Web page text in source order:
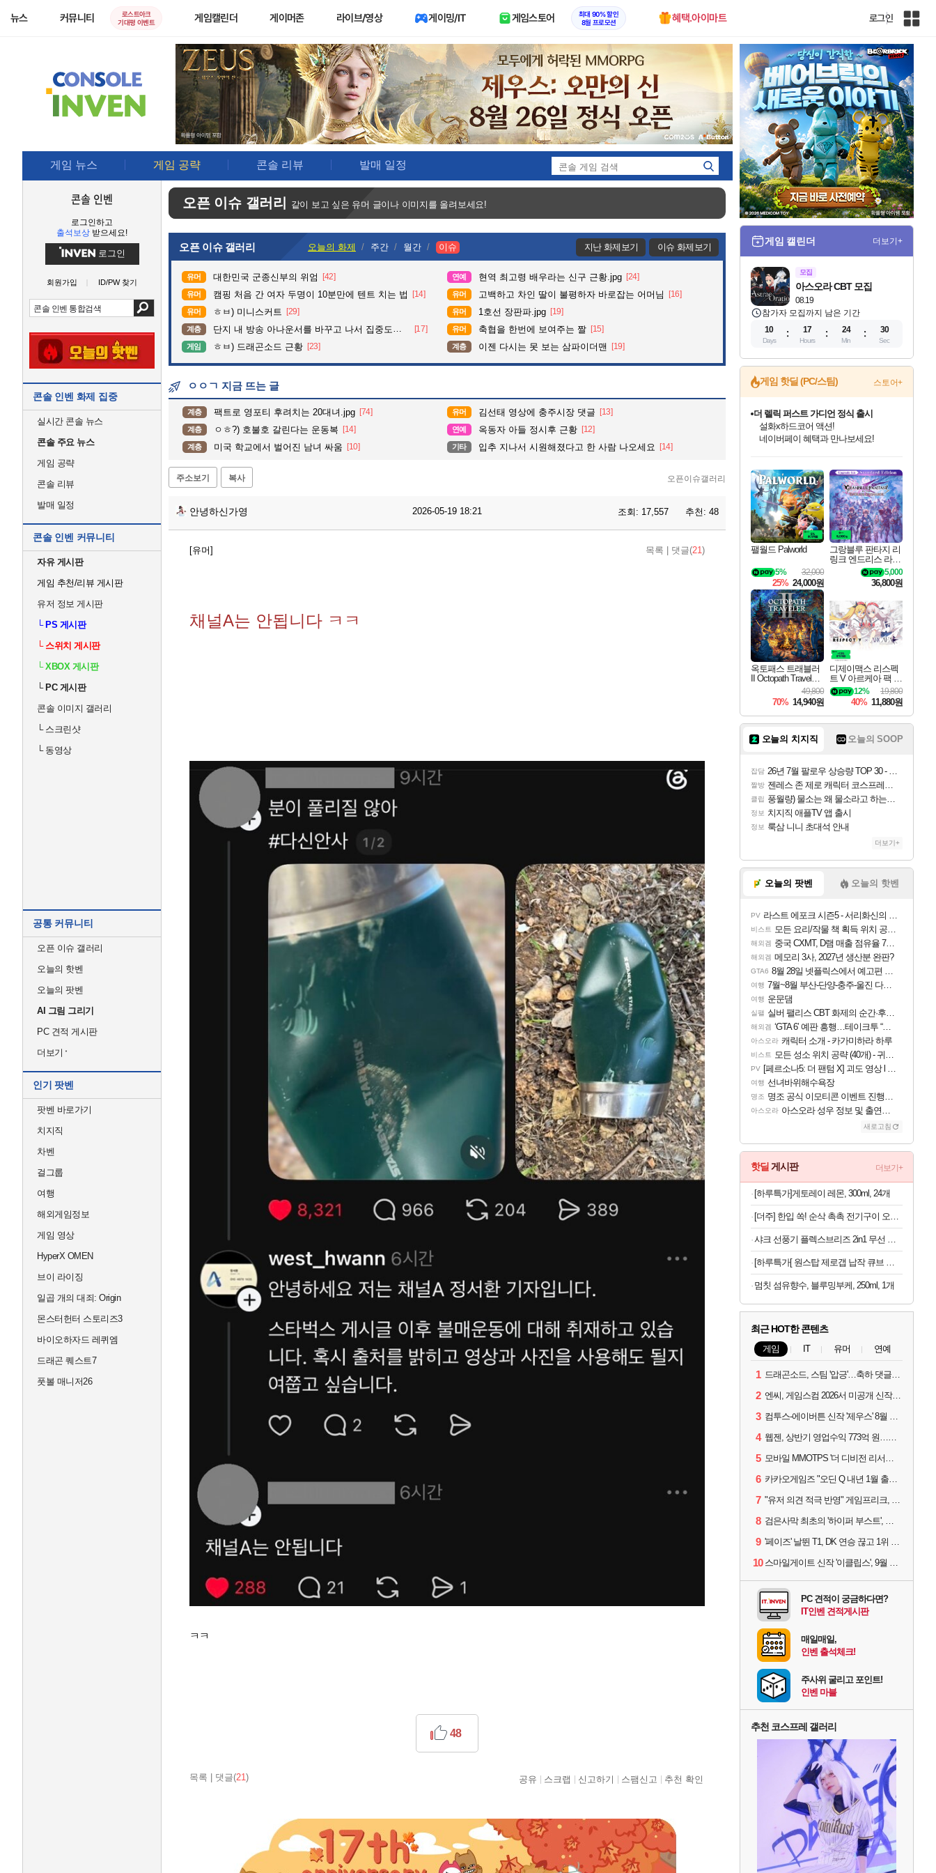
뉴스 커뮤니티
로스트아크
기대평 이벤트
게임캘린더 게이머존 라이브/영상 게이밍/IT 게임스토어
최대 90% 할인
8월 프로모션
혜택.아이마트 로그인
인
사
이
트
맵
게임 뉴스 게임 공략 콘솔 리뷰 발매 일정
콘솔 인벤
로그인하고
출석보상 받으세요!
로그인
회원가입 ID/PW 찾기
콘솔 인벤 화제 집중
실시간 콘솔 뉴스
콘솔 주요 뉴스
게임 공략
콘솔 리뷰
발매 일정
콘솔 인벤 커뮤니티
자유 게시판
게임 추천/리뷰 게시판
유저 정보 게시판
└PS 게시판
└스위치 게시판
└XBOX 게시판
└PC 게시판
콘솔 이미지 갤러리
└스크린샷
└동영상
공통 커뮤니티
오픈 이슈 갤러리
오늘의 핫벤
오늘의 팟벤
AI 그림 그리기
PC 견적 게시판
더보기
인기 팟벤
팟벤 바로가기
치지직
차벤
걸그룹
여행
해외게임정보
게임 영상
HyperX OMEN
브이 라이징
일곱 개의 대죄: Origin
몬스터헌터 스토리즈3
바이오하자드 레퀴엠
드래곤 퀘스트7
풋볼 매니저26
오픈 이슈 갤러리 같이 보고 싶은 유머 글이나 이미지를 올려보세요!
오픈 이슈 갤러리 오늘의 화제 주간 월간 이슈 지난 화제보기 이슈 화제보기
유머 대한민국 군종신부의 위엄 [42] 연예 현역 최고령 배우라는 신구 근황.jpg [24]
유머 캠핑 처음 간 여자 두명이 10분만에 텐트 치는 법 [14] 유머 고백하고 차인 딸이 불평하자 바로잡는 어머님 [16]
유머 ㅎㅂ) 미니스커트 [29] 유머 1호선 장판파.jpg [19]
계층 단지 내 방송 아나운서를 바꾸고 나서 집중도가 확 올라갔다는 한 아파트의 안내방송 [17] 유머 축협을 한번에 보여주는 짤 [15]
게임 ㅎㅂ) 드래곤소드 근황 [23] 계층 이젠 다시는 못 보는 삼파이더맨 [19]
ㅇㅇㄱ 지금 뜨는 글
계층 팩트로 영포티 후려치는 20대녀.jpg [74] 유머 김선태 영상에 충주시장 댓글 [13]
계층 ㅇㅎ?) 호불호 갈린다는 운동복 [14] 연예 옥동자 아들 정시후 근황 [12]
계층 미국 학교에서 벌어진 남녀 싸움 [10] 기타 입추 지나서 시원해졌다고 한 사람 나오세요 [14]
주소보기 복사 오픈이슈갤러리
안녕하신가영 2026-05-19 18:21 조회: 17,557 추천: 48
[유머] 목록 댓글(21)
채널A는 안됩니다 ㅋㅋ
ㅋㅋ
목록 | 댓글(21)
48
공유 스크랩 신고하기 스팸신고 추천 확인
게임 캘린더 더보기+
모집
08.19
아스오라 CBT 모집
참가자 모집까지 남은 기간
10
Days
17
Hours
24
Min
29
Sec
게임 핫딜 (PC/스팀) 스토어+
최대 90% 할인가를 만나보세요!
네이버혜택과 함께 만나보세요!
50%할인&추가 적립까지!
네이버 포인트 혜택까지!
이니&베니 혜택까지!
네이버 혜택가와 함께 예약하세요!
할인&네이버혜택으로 만나보세요!
더 렐릭 퍼스트 가디언 정식 출시
설화x하드코어 액션!
네이버페이 혜택과 만나보세요!
베데스다 40주년 기념 할인 중!
베데스다의 명작들을
할인가에 만나보세요!
일부 에디션 상시 할인!
혜택으로 예약 판매 중
편안하게 충전하세요
팰월드 Palworld
32,000
5%
25% 24,000원
그랑블루 판타지 리
링크 엔드리스 라그
나로크 업그레이드
킷 Granblue Fantasy
Relink Endless Ragn
C
5,000
36,800원
옥토패스 트래블러
II Octopath Traveler I
49,800
70% 14,940원
디제이맥스 리스펙
트 V 아르케아 팩 D
JMAX RESPECT V
Arcaea Pack DLC
19,800
12%
40% 11,880원
오늘의 치지직 오늘의 SOOP
잡담 26년 7월 팔로우 상승량 TOP 30 - 월간 치지직
짤방 젠레스 존 제로 캐릭터 코스프레한 꽁주
클립 풍월량) 물소는 왜 물소라고 하는거야? 아! 그만 ㅋㅋ
정보 치지직 애플TV 앱 출시
정보 룩삼 니니 초대석 안내
더보기+
오늘의 팟벤 오늘의 핫벤
PV 라스트 에포크 시즌5 - 서리화신의 분노 티저
비스트 모든 요리/작물 책 획득 위치 공략 (36개) - 미식가 도전과제
해외겜 중국 CXMT, D램 매출 점유율 7%…글로벌 4위로 부상
해외겜 메모리 3사, 2027년 생산분 완판?
GTA6 8월 28일 넷플릭스에서 예고편 공개 예정
여행 7월~8월 부산-단양-충주-울진 다녀왔어요~
여행 운문댐
실팰 실버 팰리스 CBT 화제의 순간·후기 모음
해외겜 ‘GTA 6’ 예판 흥행…테이크투 “내부 예상 크게 넘어”
아스오라 캐릭터 소개 - 카가미하라 하루
비스트 모든 성소 위치 공략 (40개) - 귀환한 영혼 도전과제
PV [페르소나5: 더 팬텀 X] 괴도 영상 l 타카마키 안·댄싱 스타
여행 선녀바위해수욕장
명조 명조 공식 이모티콘 이벤트 진행해봤습니다! 참여부터 추첨까지????
아스오라 아스오라 성우 정보 및 출연작 모음
새로고침
핫딜 게시판 더보기+
[하루특가]게토레이 레몬, 300ml, 24개
[더주] 한입 쏙! 순삭 촉촉 전기구이 오다리 180g (50-60미)
샤크 선풍기 플렉스브리즈 2in1 무선 휴대용 3단계 바람조절 FA200KR
[하루특가[ 원스탑 제로갭 납작 큐브 고용량 USB C 고속충전 멀티탭 4000W
멈칫 섬유향수, 블루밍부케, 250ml, 1개
최근 HOT한 콘텐츠
게임 IT 유머 연예
1 드래곤소드, 스팀 '압긍'…축하 댓글 달고 게임 코드 받자!
2 엔씨, 게임스컴 2026서 미공개 신작 최초 공개
3 컴투스-에이버튼 신작 '제우스' 8월 26일 출시…"모두를 위한 경쟁"
4 웹젠, 상반기 영업수익 773억 원…순이익 89% 증가
5 모바일 MMOTPS '더 디비전 리서전스', 6일 스팀에도 출시
6 카카오게임즈 "오딘 Q 내년 1월 출시, 연기는 없다"
7 "유저 의견 적극 반영" 게임프리크, 비스트 오브 리인카네이션 개선 나선다
8 검은사막 최초의 '하이퍼 부스트', 직접 해봤습니다
9 '페이즈' 날뛴 T1, DK 연승 끊고 1위 지켜
10 스마일게이트 신작 '이클립스', 9월 10일 정식 출시
PC 견적이 궁금하다면?
IT인벤 견적게시판
매일매일,
인벤 출석체크!
주사위 굴리고 포인트!
인벤 마블
추천 코스프레 갤러리